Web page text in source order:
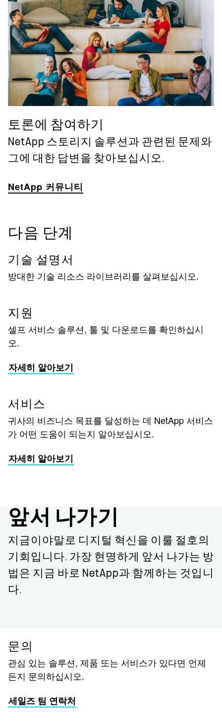
토론에 참여하기
NetApp 스토리지 솔루션과 관련된 문제와
그에 대한 답변을 찾아보십시오.
NetApp 커뮤니티
다음 단계
기술 설명서
방대한 기술 리소스 라이브러리를 살펴보십시오.
지원
셀프 서비스 솔루션, 툴 및 다운로드를 확인하십시
오.
자세히 알아보기
서비스
귀사의 비즈니스 목표를 달성하는 데 NetApp 서비스
가 어떤 도움이 되는지 알아보십시오.
자세히 알아보기
앞서 나가기
지금이야말로 디지털 혁신을 이룰 절호의
기회입니다. 가장 현명하게 앞서 나가는 방
법은 지금 바로 NetApp과 함께하는 것입니
다.
문의
관심 있는 솔루션, 제품 또는 서비스가 있다면 언제
든지 문의하십시오.
세일즈 팀 연락처